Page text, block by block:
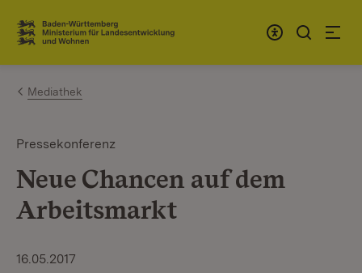
Zum Inhalt springen
Link zur Startseite
Mediathek
Pressekonferenz
Neue Chancen auf dem
Arbeitsmarkt
16.05.2017